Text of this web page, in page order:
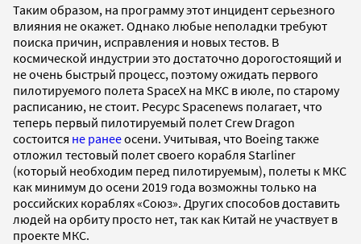
Таким образом, на программу этот инцидент серьезного
влияния не окажет. Однако любые неполадки требуют
поиска причин, исправления и новых тестов. В
космической индустрии это достаточно дорогостоящий и
не очень быстрый процесс, поэтому ожидать первого
пилотируемого полета SpaceX на МКС в июле, по старому
расписанию, не стоит. Ресурс Spacenews полагает, что
теперь первый пилотируемый полет Crew Dragon
состоится не ранееосени. Учитывая, что Boeing также
отложил тестовый полет своего корабля Starliner
(который необходим перед пилотируемым), полеты к МКС
как минимум до осени 2019 года возможны только на
российских кораблях «Союз». Других способов доставить
людей на орбиту просто нет, так как Китай не участвует в
проекте МКС.